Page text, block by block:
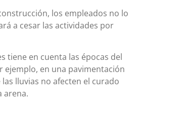
los empleados no lo
a cesar las actividades por
tiene en cuenta las épocas del
en una pavimentación
lluvias no afecten el curado
arena.